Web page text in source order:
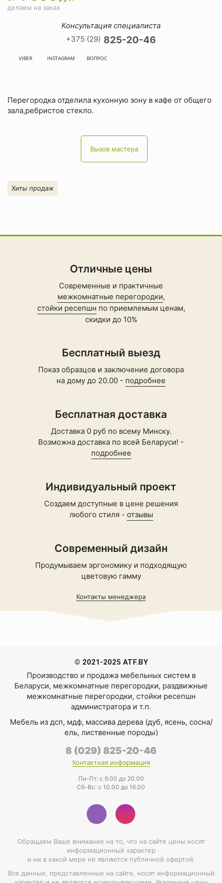
делаем на заказ
Консультация специалиста
+375 (29) 825-20-46
VIBER INSTAGRAM ВОПРОС
Перегородка отделила кухонную зону в кафе от общего
зала,ребристое стекло.
Вызов мастера
Хиты продаж
Отличные цены
Современные и практичные
межкомнатные перегородки,
стойки ресепшн по приемлемым ценам,
скидки до 10%
Бесплатный выезд
Показ образцов и заключение договора
на дому до 20.00 - подробнее
Бесплатная доставка
Доставка 0 руб по всему Минску.
Возможна доставка по всей Беларуси! -
подробнее
Индивидуальный проект
Создаем доступные в цене решения
любого стиля - отзывы
Современный дизайн
Продумываем эргономику и подходящую
цветовую гамму
Контакты менеджера
© 2021-2025 ATF.BY
Производство и продажа мебельных систем в
Беларуси, межкомнатные перегородки, раздвижные
межкомнатные перегородки, стойки ресепшн
администратора и т.п.
Мебель из дсп, мдф, массива дерева (дуб, ясень, сосна/
ель, лиственные породы)
8 (029) 825-20-46
Контактная информация
Пн-Пт: с 9.00 до 20.00
Cб-Вс: с 10.00 до 16.00
Обращаем Ваше внимание на то, что на сайте цены носят
информационный характер
и ни в какой мере не являются публичной офертой.
Все данные, представленные на сайте, носят информационный